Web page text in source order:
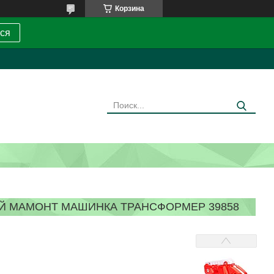
Корзина
МАМОНТ МАШИНКА ТРАНСФОРМЕР 39858